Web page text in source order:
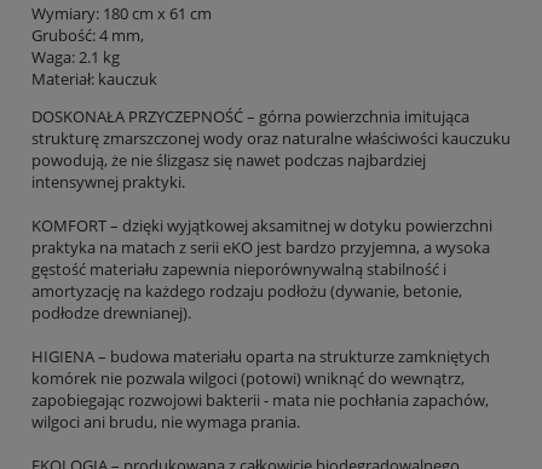
Wymiary: 180 cm x 61 cm
Grubość: 4 mm,
Waga: 2.1 kg
Materiał: kauczuk
DOSKONAŁA PRZYCZEPNOŚĆ – górna powierzchnia imitująca
strukturę zmarszczonej wody oraz naturalne właściwości kauczuku
powodują, że nie ślizgasz się nawet podczas najbardziej
intensywnej praktyki.
KOMFORT – dzięki wyjątkowej aksamitnej w dotyku powierzchni
praktyka na matach z serii eKO jest bardzo przyjemna, a wysoka
gęstość materiału zapewnia nieporównywalną stabilność i
amortyzację na każdego rodzaju podłożu (dywanie, betonie,
podłodze drewnianej).
HIGIENA – budowa materiału oparta na strukturze zamkniętych
komórek nie pozwala wilgoci (potowi) wniknąć do wewnątrz,
zapobiegając rozwojowi bakterii - mata nie pochłania zapachów,
wilgoci ani brudu, nie wymaga prania.